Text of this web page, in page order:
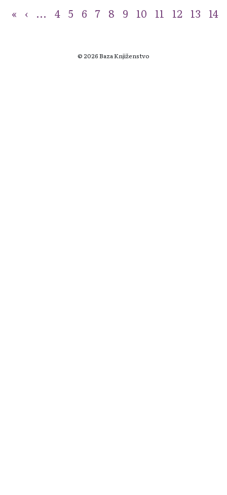
« ‹ ... 4 5 6 7 8 9 10 11 12 13 14
© 2026 Baza Knjiženstvo